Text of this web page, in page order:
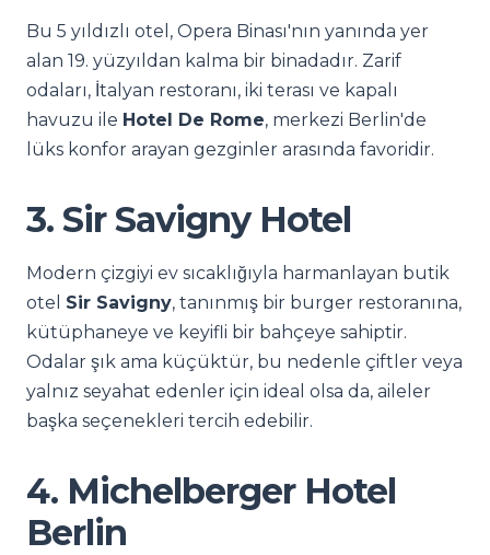
Bu 5 yıldızlı otel, Opera Binası'nın yanında yer
alan 19. yüzyıldan kalma bir binadadır. Zarif
odaları, İtalyan restoranı, iki terası ve kapalı
havuzu ile Hotel De Rome, merkezi Berlin'de
lüks konfor arayan gezginler arasında favoridir.
3. Sir Savigny Hotel
Modern çizgiyi ev sıcaklığıyla harmanlayan butik
otel Sir Savigny, tanınmış bir burger restoranına,
kütüphaneye ve keyifli bir bahçeye sahiptir.
Odalar şık ama küçüktür, bu nedenle çiftler veya
yalnız seyahat edenler için ideal olsa da, aileler
başka seçenekleri tercih edebilir.
4. Michelberger Hotel
Berlin